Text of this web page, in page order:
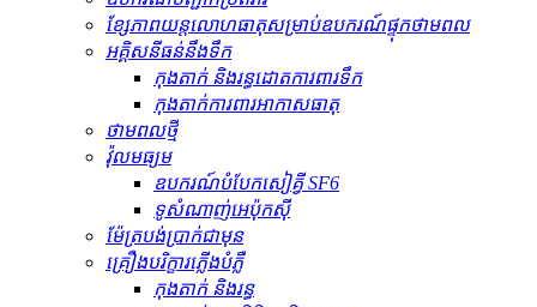
ខ្សែភាពយន្តលោហធាតុសម្រាប់ឧបករណ៍ផ្ទុកថាមពល
អគ្គិសនីធន់នឹងទឹក
កុងតាក់ និងរន្ធដោតការពារទឹក
កុងតាក់ការពារអាកាសធាតុ
ថាមពលថ្មី
វ៉ុលមធ្យម
ឧបករណ៍បំបែកសៀគ្វី SF6
ទូសំណាញ់អេប៉ុកស៊ី
ម៉ែត្របង់ប្រាក់ជាមុន
គ្រឿងបរិក្ខារភ្លើងបំភ្លឺ
កុងតាក់ និងរន្ធ